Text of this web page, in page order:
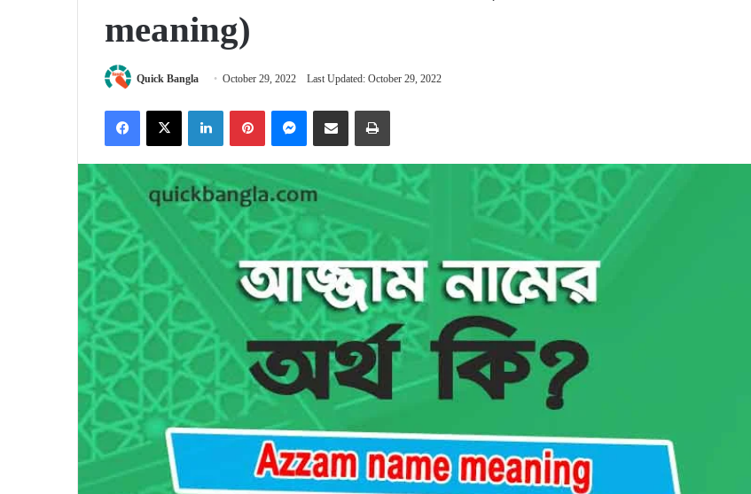
meaning)
Quick Bangla October 29, 2022 Last Updated: October 29, 2022
FacebookX LinkedInPinterestMessengerShare via Email Print